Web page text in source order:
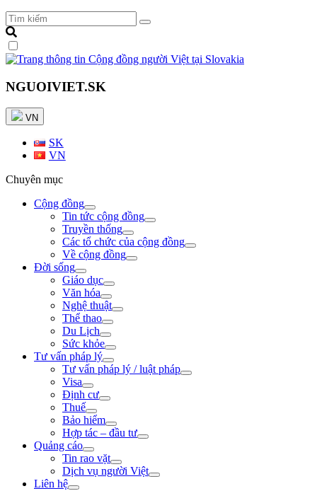
NGUOIVIET.SK
VN
SK
VN
Chuyên mục
Cộng đồng
Tin tức cộng đồng
Truyền thống
Các tổ chức của cộng đồng
Về cộng đồng
Đời sống
Giáo dục
Văn hóa
Nghệ thuật
Thể thao
Du Lịch
Sức khỏe
Tư vấn pháp lý
Tư vấn pháp lý / luật pháp
Visa
Định cư
Thuế
Bảo hiểm
Hợp tác – đầu tư
Quảng cáo
Tin rao vặt
Dịch vụ người Việt
Liên hệ